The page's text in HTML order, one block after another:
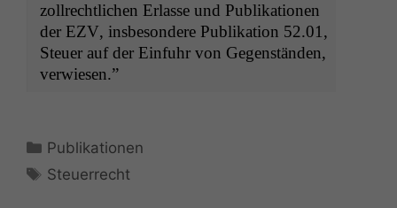
zoll­rechtlichen Erlasse und Pub­lika­tio­nen
der EZV, ins­beson­dere Pub­lika­tion 52.01,
Steuer auf der Ein­fuhr von Gegen­stän­den,
verwiesen.”
Kategorien
Publikationen
Schlagwörter
Steuerrecht